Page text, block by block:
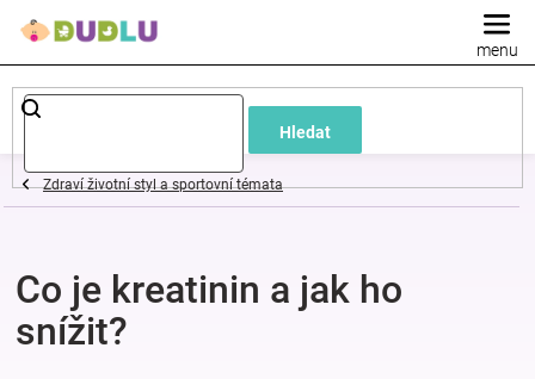
Hledat
Dětské
a
oblečení
Pokojíček
Zdraví životní styl a sportovní témata
Co je kreatinin a jak ho
snížit?